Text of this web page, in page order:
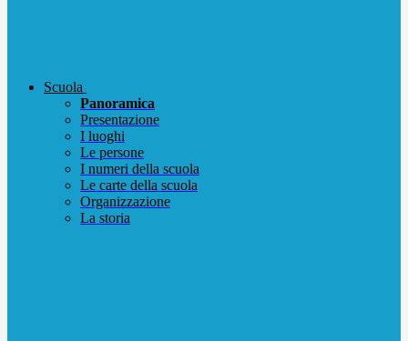
Scuola
Panoramica
Presentazione
I luoghi
Le persone
I numeri della scuola
Le carte della scuola
Organizzazione
La storia